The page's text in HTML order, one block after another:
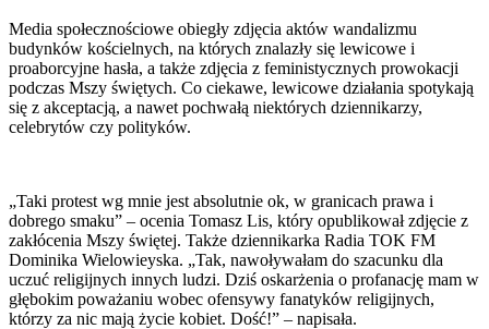
Media społecznościowe obiegły zdjęcia aktów wandalizmu
budynków kościelnych, na których znalazły się lewicowe i
proaborcyjne hasła, a także zdjęcia z feministycznych prowokacji
podczas Mszy świętych. Co ciekawe, lewicowe działania spotykają
się z akceptacją, a nawet pochwałą niektórych dziennikarzy,
celebrytów czy polityków.
„Taki protest wg mnie jest absolutnie ok, w granicach prawa i
dobrego smaku” – ocenia Tomasz Lis, który opublikował zdjęcie z
zakłócenia Mszy świętej. Także dziennikarka Radia TOK FM
Dominika Wielowieyska. „Tak, nawoływałam do szacunku dla
uczuć religijnych innych ludzi. Dziś oskarżenia o profanację mam w
głębokim poważaniu wobec ofensywy fanatyków religijnych,
którzy za nic mają życie kobiet. Dość!” – napisała.